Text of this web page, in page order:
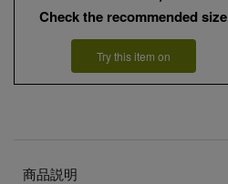
Check the recommended size
Try this item on
商品説明